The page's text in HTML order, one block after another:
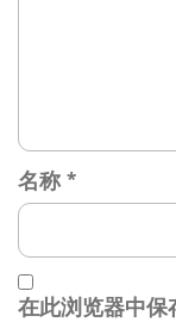
名称 *
在此浏览器中保